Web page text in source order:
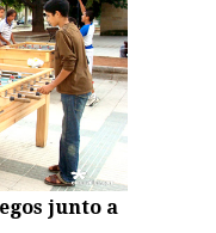
junto a